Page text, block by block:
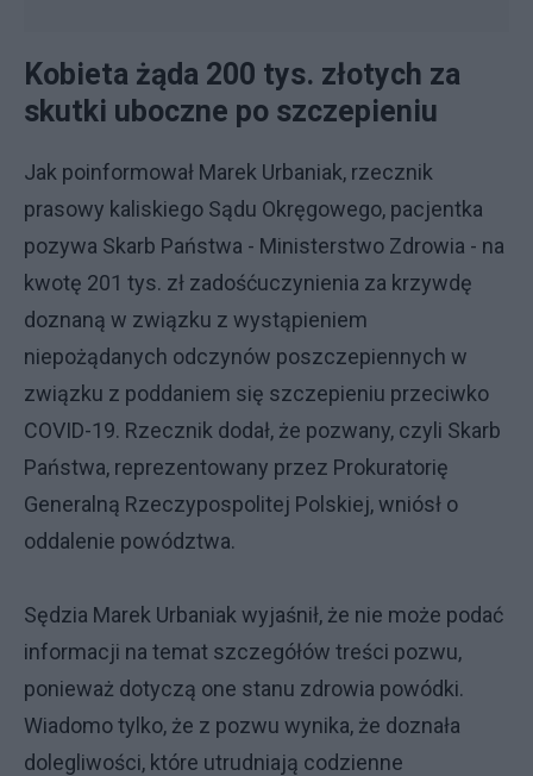
Kobieta żąda 200 tys. złotych za
skutki uboczne po szczepieniu
Jak poinformował Marek Urbaniak, rzecznik
prasowy kaliskiego Sądu Okręgowego, pacjentka
pozywa Skarb Państwa - Ministerstwo Zdrowia - na
kwotę 201 tys. zł zadośćuczynienia za krzywdę
doznaną w związku z wystąpieniem
niepożądanych odczynów poszczepiennych w
związku z poddaniem się szczepieniu przeciwko
COVID-19. Rzecznik dodał, że pozwany, czyli Skarb
Państwa, reprezentowany przez Prokuratorię
Generalną Rzeczypospolitej Polskiej, wniósł o
oddalenie powództwa.
Sędzia Marek Urbaniak wyjaśnił, że nie może podać
informacji na temat szczegółów treści pozwu,
ponieważ dotyczą one stanu zdrowia powódki.
Wiadomo tylko, że z pozwu wynika, że doznała
dolegliwości, które utrudniają codzienne